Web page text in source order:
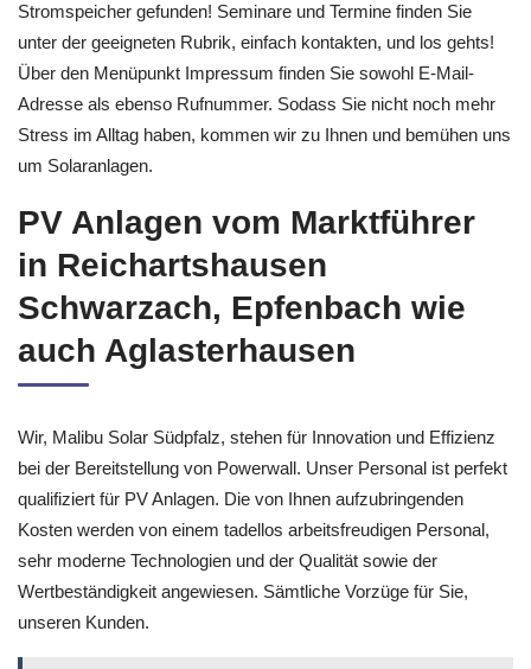
Stromspeicher gefunden! Seminare und Termine finden Sie
unter der geeigneten Rubrik, einfach kontakten, und los gehts!
Über den Menüpunkt Impressum finden Sie sowohl E-Mail-
Adresse als ebenso Rufnummer. Sodass Sie nicht noch mehr
Stress im Alltag haben, kommen wir zu Ihnen und bemühen uns
um Solaranlagen.
PV Anlagen vom Marktführer
in Reichartshausen
Schwarzach, Epfenbach wie
auch Aglasterhausen
Wir, Malibu Solar Südpfalz, stehen für Innovation und Effizienz
bei der Bereitstellung von Powerwall. Unser Personal ist perfekt
qualifiziert für PV Anlagen. Die von Ihnen aufzubringenden
Kosten werden von einem tadellos arbeitsfreudigen Personal,
sehr moderne Technologien und der Qualität sowie der
Wertbeständigkeit angewiesen. Sämtliche Vorzüge für Sie,
unseren Kunden.